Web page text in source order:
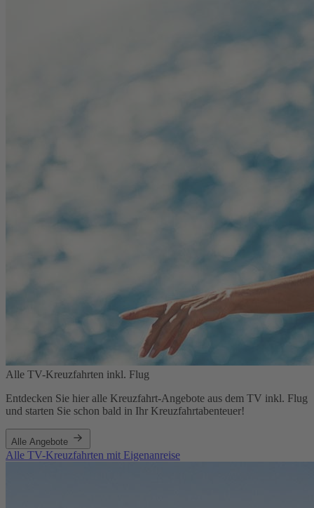
Alle TV-Kreuzfahrten inkl. Flug
Entdecken Sie hier alle Kreuzfahrt-Angebote aus dem TV inkl. Flug
und starten Sie schon bald in Ihr Kreuzfahrtabenteuer!
Alle Angebote
Alle TV-Kreuzfahrten mit Eigenanreise